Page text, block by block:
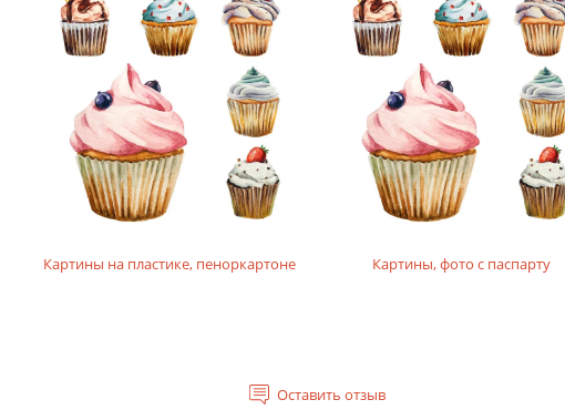
(190 г/м) прекрасно передает яркие, насыщенные цвета со
слоем. Отличная цветопередача. Толщина пленки 80 мкм.
холста. Отблеск распечатки имитирует масляные краски.
Картины на пластике, пеноркартоне Картины, фото с паспарту
Оставить отзыв